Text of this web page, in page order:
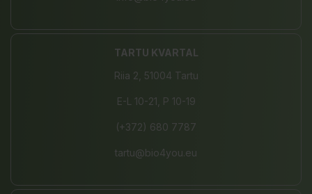
TARTU KVARTAL
Riia 2, 51004 Tartu
E-L 10-21, P 10-19
(+372) 680 7787
tartu@bio4you.eu